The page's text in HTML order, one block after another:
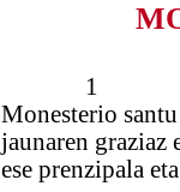
1
Monesterio
jaunaren graziaz
ese prenzipala